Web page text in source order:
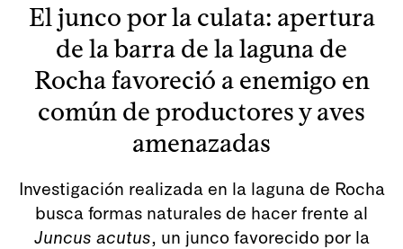
El junco por la culata: apertura
de la barra de la laguna de
Rocha favoreció a enemigo en
común de productores y aves
amenazadas
Investigación realizada en la laguna de Rocha
busca formas naturales de hacer frente al
Juncus acutus, un junco favorecido por la